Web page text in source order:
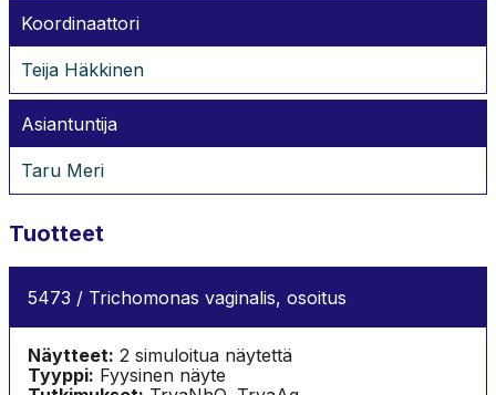
Koordinaattori
Teija Häkkinen
Asiantuntija
Taru Meri
Tuotteet
5473 / Trichomonas vaginalis, osoitus
Näytteet: 2 simuloitua näytettä
Tyyppi: Fyysinen näyte